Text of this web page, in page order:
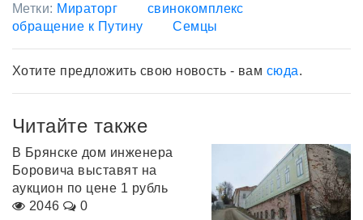
Метки: Мираторг
свинокомплекс
обращение к Путину
Семцы
Хотите предложить свою новость - вам сюда.
Читайте также
В Брянске дом инженера
Боровича выставят на
аукцион по цене 1 рубль
2046
0